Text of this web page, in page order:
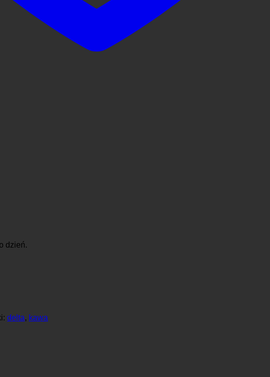
dzień.
delta, kawa